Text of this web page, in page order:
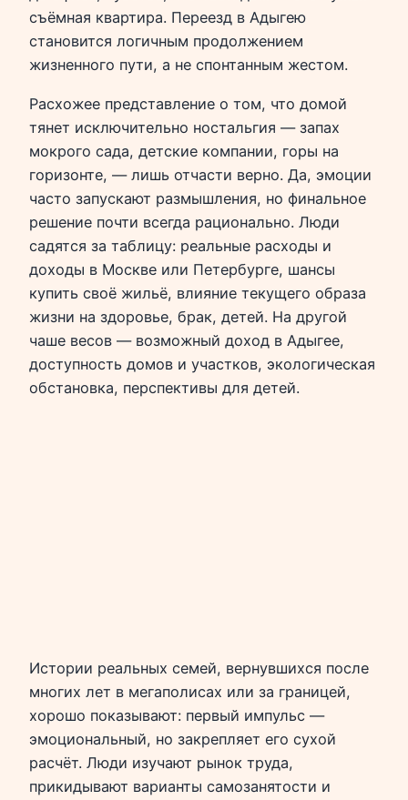
съёмная квартира. Переезд в Адыгею
становится логичным продолжением
жизненного пути, а не спонтанным жестом.
Расхожее представление о том, что домой
тянет исключительно ностальгия — запах
мокрого сада, детские компании, горы на
горизонте, — лишь отчасти верно. Да, эмоции
часто запускают размышления, но финальное
решение почти всегда рационально. Люди
садятся за таблицу: реальные расходы и
доходы в Москве или Петербурге, шансы
купить своё жильё, влияние текущего образа
жизни на здоровье, брак, детей. На другой
чаше весов — возможный доход в Адыгее,
доступность домов и участков, экологическая
обстановка, перспективы для детей.
Истории реальных семей, вернувшихся после
многих лет в мегаполисах или за границей,
хорошо показывают: первый импульс —
эмоциональный, но закрепляет его сухой
расчёт. Люди изучают рынок труда,
прикидывают варианты самозанятости и